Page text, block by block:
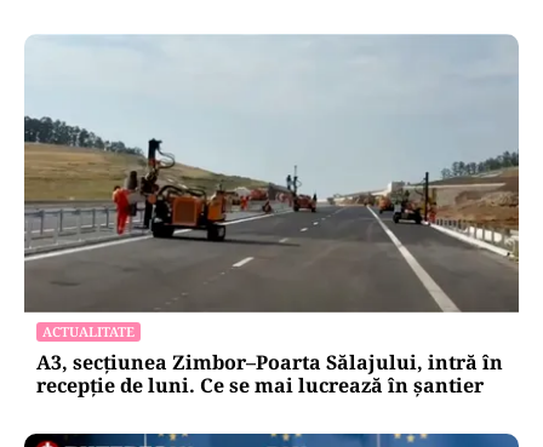
ACTUALITATE
A3, secțiunea Zimbor–Poarta Sălajului, intră în
recepție de luni. Ce se mai lucrează în șantier